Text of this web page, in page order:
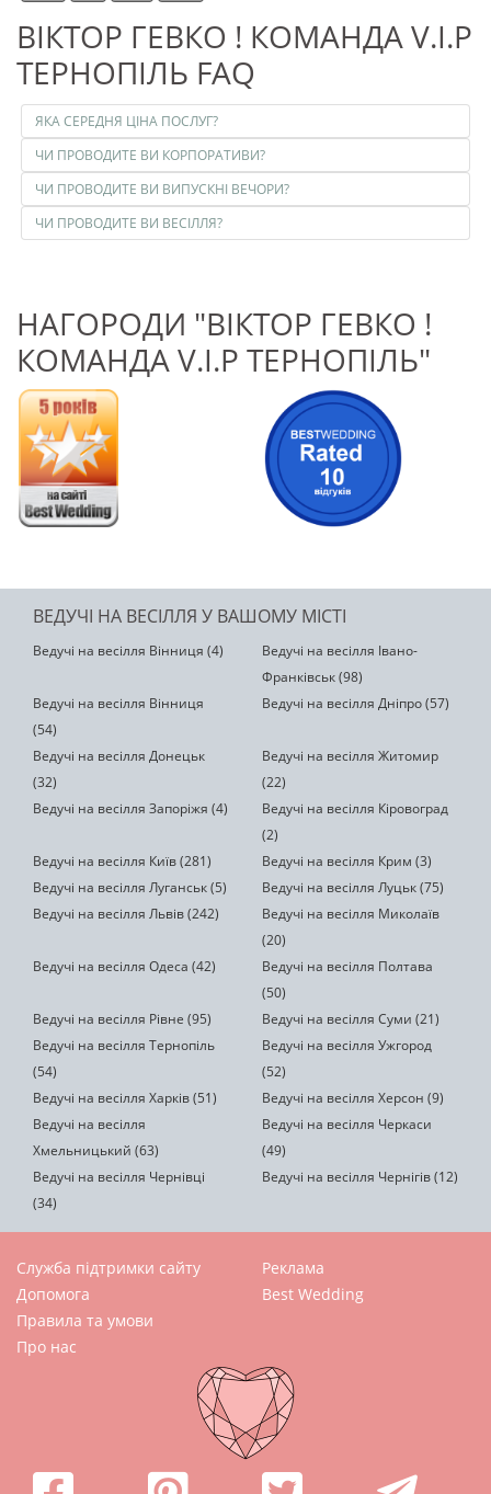
ВІКТОР ГЕВКО ! КОМАНДА V.I.P
ТЕРНОПІЛЬ FAQ
ЯКА СЕРЕДНЯ ЦІНА ПОСЛУГ?
ЧИ ПРОВОДИТЕ ВИ КОРПОРАТИВИ?
ЧИ ПРОВОДИТЕ ВИ ВИПУСКНІ ВЕЧОРИ?
ЧИ ПРОВОДИТЕ ВИ ВЕСІЛЛЯ?
НАГОРОДИ "ВІКТОР ГЕВКО !
КОМАНДА V.I.P ТЕРНОПІЛЬ"
ВЕДУЧІ НА ВЕСІЛЛЯ У ВАШОМУ МІСТІ
Ведучі на весілля Вінниця (4)
Ведучі на весілля Івано-
Франківськ (98)
Ведучі на весілля Вінниця
(54)
Ведучі на весілля Дніпро (57)
Ведучі на весілля Донецьк
(32)
Ведучі на весілля Житомир
(22)
Ведучі на весілля Запоріжя (4)
Ведучі на весілля Кіровоград
(2)
Ведучі на весілля Київ (281)
Ведучі на весілля Крим (3)
Ведучі на весілля Луганськ (5)
Ведучі на весілля Луцьк (75)
Ведучі на весілля Львів (242)
Ведучі на весілля Миколаїв
(20)
Ведучі на весілля Одеса (42)
Ведучі на весілля Полтава
(50)
Ведучі на весілля Рівне (95)
Ведучі на весілля Суми (21)
Ведучі на весілля Тернопіль
(54)
Ведучі на весілля Ужгород
(52)
Ведучі на весілля Харків (51)
Ведучі на весілля Херсон (9)
Ведучі на весілля
Хмельницький (63)
Ведучі на весілля Черкаси
(49)
Ведучі на весілля Чернівці
(34)
Ведучі на весілля Чернігів (12)
Служба підтримки сайту
Допомога
Правила та умови
Про нас
Реклама
Best Wedding